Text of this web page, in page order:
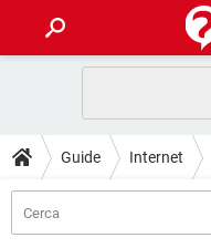
INTRATTENIMENTO
INSTAGRAM
GUIDE
COVID-19
INTRATTENIMENTO
DOWNLOAD
COVID-19
Guide Internet